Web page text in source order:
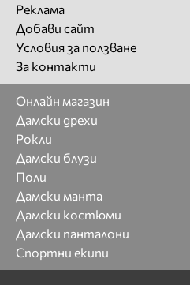
Реклама
Добави сайт
Условия за ползване
За контакти
Онлайн магазин
Дамски дрехи
Рокли
Дамски блузи
Поли
Дамски манта
Дамски костюми
Дамски панталони
Спортни екипи